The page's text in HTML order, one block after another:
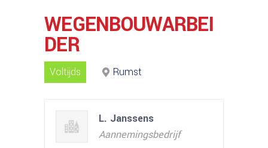
WEGENBOUWARBEI
DER
Voltijds Rumst
L. Janssens
Aannemingsbedrijf